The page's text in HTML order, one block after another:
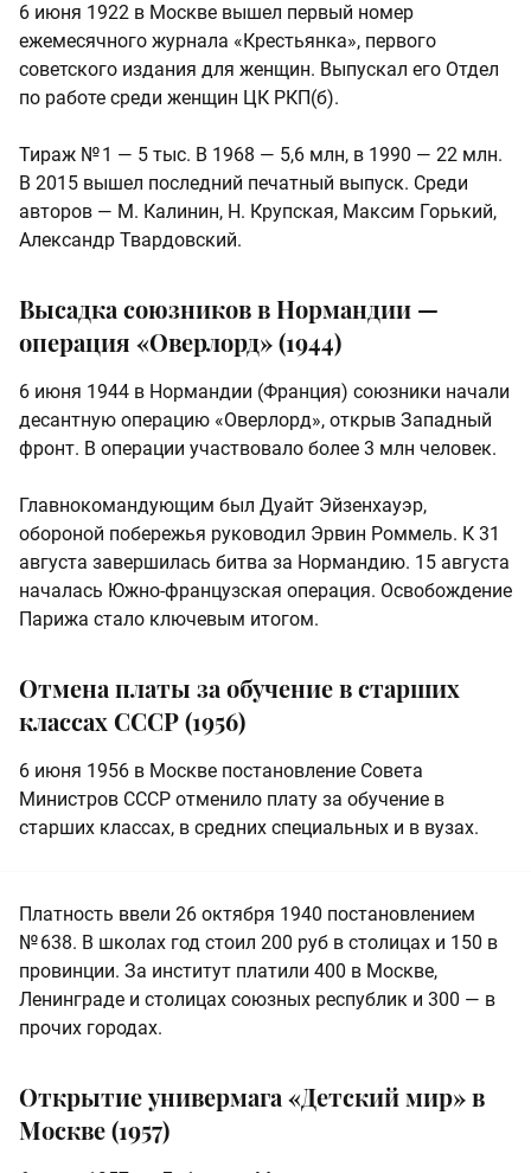
6 июня 1922 в Москве вышел первый номер
ежемесячного журнала «Крестьянка», первого
советского издания для женщин. Выпускал его Отдел
по работе среди женщин ЦК РКП(б).
Тираж № 1 — 5 тыс. В 1968 — 5,6 млн, в 1990 — 22 млн.
В 2015 вышел последний печатный выпуск. Среди
авторов — М. Калинин, Н. Крупская, Максим Горький,
Александр Твардовский.
Высадка союзников в Нормандии —
операция «Оверлорд» (1944)
6 июня 1944 в Нормандии (Франция) союзники начали
десантную операцию «Оверлорд», открыв Западный
фронт. В операции участвовало более 3 млн человек.
Главнокомандующим был Дуайт Эйзенхауэр,
обороной побережья руководил Эрвин Роммель. К 31
августа завершилась битва за Нормандию. 15 августа
началась Южно-французская операция. Освобождение
Парижа стало ключевым итогом.
Отмена платы за обучение в старших
классах СССР (1956)
6 июня 1956 в Москве постановление Совета
Министров СССР отменило плату за обучение в
старших классах, в средних специальных и в вузах.
Платность ввели 26 октября 1940 постановлением
№ 638. В школах год стоил 200 руб в столицах и 150 в
провинции. За институт платили 400 в Москве,
Ленинграде и столицах союзных республик и 300 — в
прочих городах.
Открытие универмага «Детский мир» в
Москве (1957)